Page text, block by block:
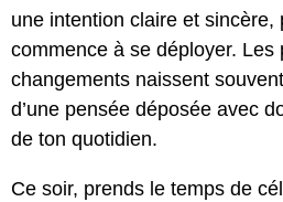
une intention claire et sincère,
commence à se déployer. Les
changements naissent
d’une pensée déposée avec
de ton quotidien.
Ce soir, prends le temps de